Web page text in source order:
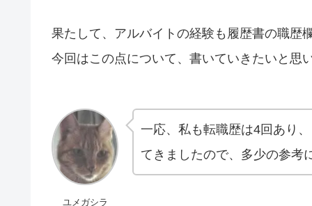
果たして、アルバイトの経験も履歴書の職歴
今回はこの点について、書いていきたいと思
ユメガシラ
一応、私も転職歴は4回あり
てきましたので、多少の参考